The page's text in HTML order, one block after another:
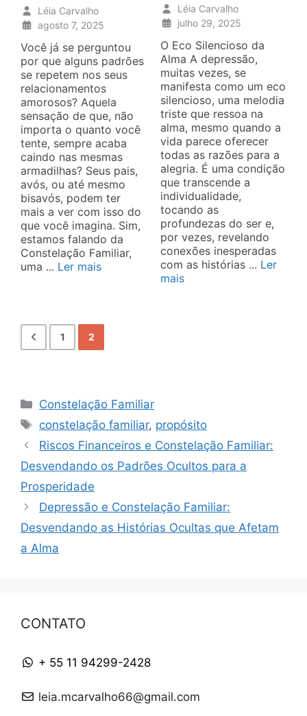
Léia Carvalho
agosto 7, 2025
Você já se perguntou
por que alguns padrões
se repetem nos seus
relacionamentos
amorosos? Aquela
sensação de que, não
importa o quanto você
tente, sempre acaba
caindo nas mesmas
armadilhas? Seus pais,
avós, ou até mesmo
bisavós, podem ter
mais a ver com isso do
que você imagina. Sim,
estamos falando da
Constelação Familiar,
uma ... Ler mais
Léia Carvalho
julho 29, 2025
O Eco Silencioso da
Alma A depressão,
muitas vezes, se
manifesta como um eco
silencioso, uma melodia
triste que ressoa na
alma, mesmo quando a
vida parece oferecer
todas as razões para a
alegria. É uma condição
que transcende a
individualidade,
tocando as
profundezas do ser e,
por vezes, revelando
conexões inesperadas
com as histórias ... Ler
mais
1 2
Categorias
Constelação Familiar
Tags
constelação familiar, propósito
Riscos Financeiros e Constelação Familiar:
Desvendando os Padrões Ocultos para a
Prosperidade
Depressão e Constelação Familiar:
Desvendando as Histórias Ocultas que Afetam
a Alma
CONTATO
+ 55 11 94299-2428
leia.mcarvalho66@gmail.com